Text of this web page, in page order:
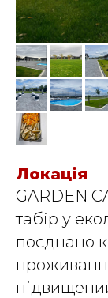
Локація
GARDEN
табір у
поєднано